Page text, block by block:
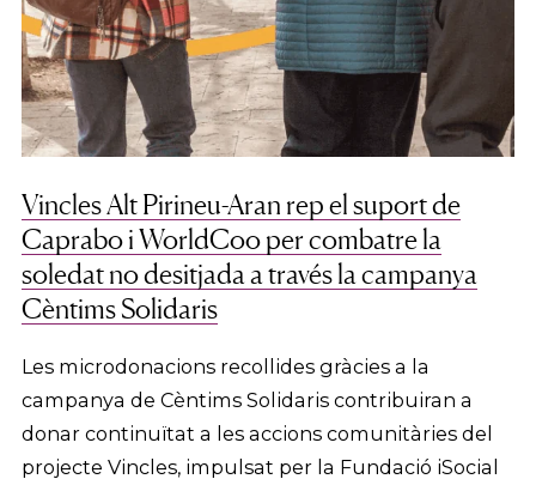
Vincles Alt Pirineu-Aran rep el suport de
Caprabo i WorldCoo per combatre la
soledat no desitjada a través la campanya
Cèntims Solidaris
Les microdonacions recollides gràcies a la
campanya de Cèntims Solidaris contribuiran a
donar continuïtat a les accions comunitàries del
projecte Vincles, impulsat per la Fundació iSocial